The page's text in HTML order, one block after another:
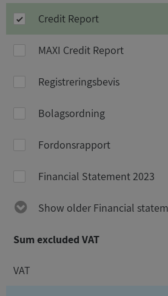
Credit Report
MAXI Credit Report
Registreringsbevis
Bolagsordning
Fordonsrapport
Financial Statement 2023
Show older Financial
Sum excluded VAT
VAT